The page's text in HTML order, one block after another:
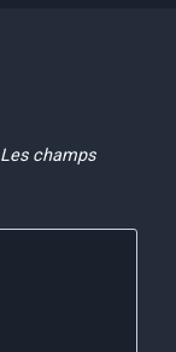
Les champs